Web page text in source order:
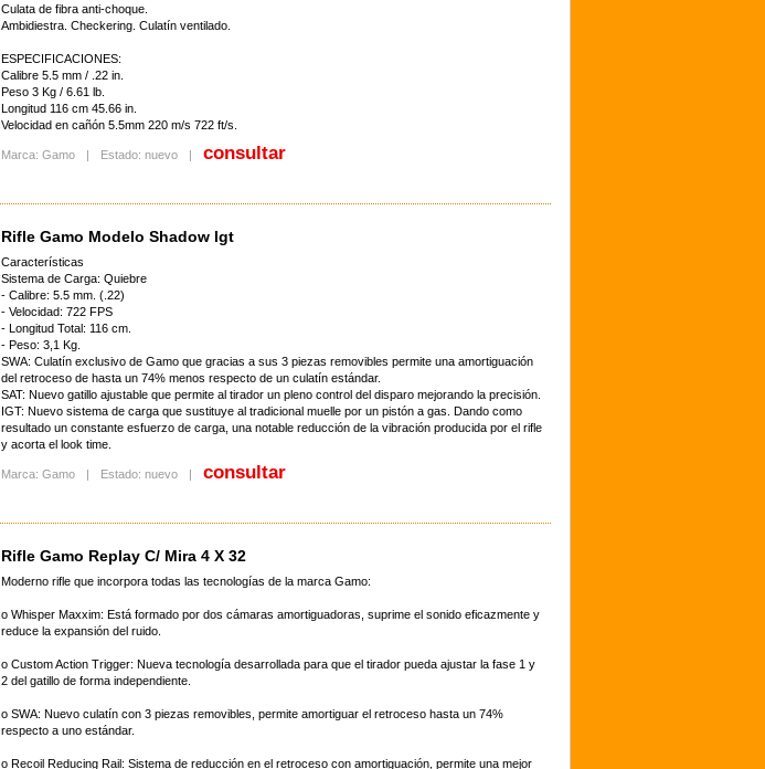
Culata de fibra anti-choque.
Ambidiestra. Checkering. Culatín ventilado.
ESPECIFICACIONES:
Calibre 5.5 mm / .22 in.
Peso 3 Kg / 6.61 lb.
Longitud 116 cm 45.66 in.
Velocidad en cañón 5.5mm 220 m/s 722 ft/s.
Marca: Gamo | Estado: nuevo | consultar
Rifle Gamo Modelo Shadow Igt
Características
Sistema de Carga: Quiebre
- Calibre: 5.5 mm. (.22)
- Velocidad: 722 FPS
- Longitud Total: 116 cm.
- Peso: 3,1 Kg.
SWA: Culatín exclusivo de Gamo que gracias a sus 3 piezas removibles permite una amortiguación
del retroceso de hasta un 74% menos respecto de un culatín estándar.
SAT: Nuevo gatillo ajustable que permite al tirador un pleno control del disparo mejorando la precisión.
IGT: Nuevo sistema de carga que sustituye al tradicional muelle por un pistón a gas. Dando como
resultado un constante esfuerzo de carga, una notable reducción de la vibración producida por el rifle
y acorta el look time.
Marca: Gamo | Estado: nuevo | consultar
Rifle Gamo Replay C/ Mira 4 X 32
Moderno rifle que incorpora todas las tecnologías de la marca Gamo:
o Whisper Maxxim: Está formado por dos cámaras amortiguadoras, suprime el sonido eficazmente y
reduce la expansión del ruido.
o Custom Action Trigger: Nueva tecnología desarrollada para que el tirador pueda ajustar la fase 1 y
2 del gatillo de forma independiente.
o SWA: Nuevo culatín con 3 piezas removibles, permite amortiguar el retroceso hasta un 74%
respecto a uno estándar.
o Recoil Reducing Rail: Sistema de reducción en el retroceso con amortiguación, permite una mejor